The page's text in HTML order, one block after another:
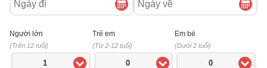
đi
về
Người lớn
(Trên 12 tuổi)
1
Trẻ em
(Từ 2-12 tuổi)
0
Em bé
(Dưới 2 tuổi)
0